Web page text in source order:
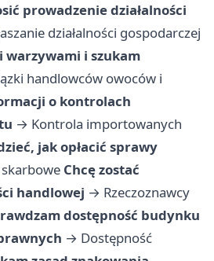
prowadzenie działalności
działalności gospodarczej
warzywami i szukam
handlowców owoców i
o kontrolach
→ Kontrola importowanych
jak opłacić sprawy
skarbowe Chcę zostać
handlowej → Rzeczoznawcy
dostępność budynku
→ Dostępność